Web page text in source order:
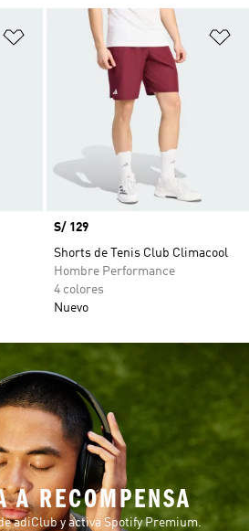
Añadir a la lista de deseos
Precio
S/ 129
Shorts de Tenis Club Climacool
Hombre Performance
4 colores
Nuevo
A RECOMPENSA
adiClub y activa Spotify Premium.